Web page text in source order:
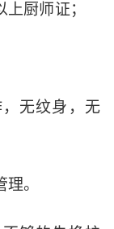
厨师证；
无纹身，无
。